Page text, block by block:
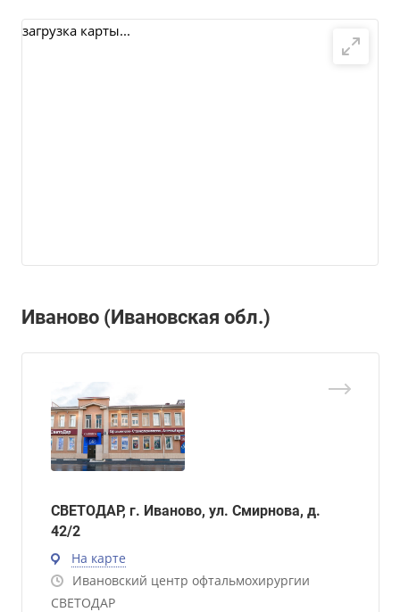
загрузка карты...
Иваново (Ивановская обл.)
СВЕТОДАР, г. Иваново, ул. Смирнова, д.
42/2
На карте
Ивановский центр офтальмохирургии
СВЕТОДАР